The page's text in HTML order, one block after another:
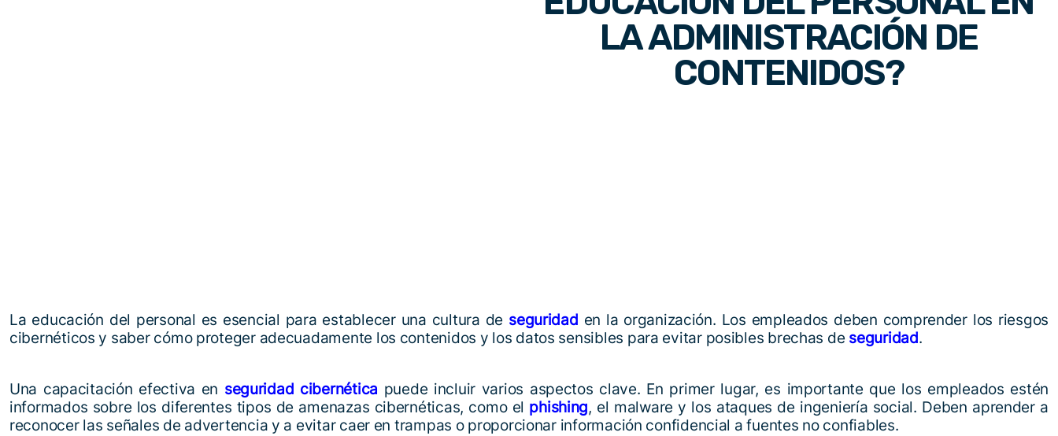
LA ADMINISTRACIÓN DE
CONTENIDOS?
La educación del personal es esencial para establecer una cultura de seguridad en la organización. Los empleados deben comprender los riesgos
cibernéticos y saber cómo proteger adecuadamente los contenidos y los datos sensibles para evitar posibles brechas de seguridad.
Una capacitación efectiva en seguridad cibernética puede incluir varios aspectos clave. En primer lugar, es importante que los empleados estén
informados sobre los diferentes tipos de amenazas cibernéticas, como el phishing, el malware y los ataques de ingeniería social. Deben aprender a
reconocer las señales de advertencia y a evitar caer en trampas o proporcionar información confidencial a fuentes no confiables.